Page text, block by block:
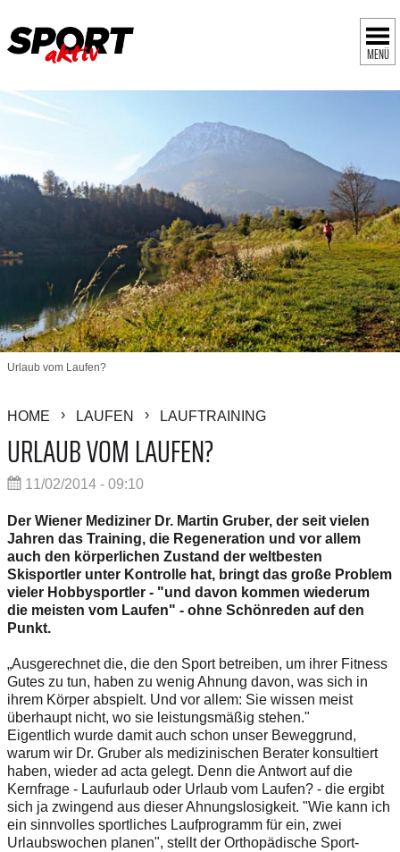
MENÜ
Urlaub vom Laufen?
HOME LAUFEN LAUFTRAINING
URLAUB VOM LAUFEN?
11/02/2014 - 09:10
Der Wiener Mediziner Dr. Martin Gruber, der seit vielen
Jahren das Training, die Regeneration und vor allem
auch den körperlichen Zustand der weltbesten
Skisportler unter Kontrolle hat, bringt das große Problem
vieler Hobbysportler - "und davon kommen wiederum
die meisten vom Laufen" - ohne Schönreden auf den
Punkt.
„Ausgerechnet die, die den Sport betreiben, um ihrer Fitness
Gutes zu tun, haben zu wenig Ahnung davon, was sich in
ihrem Körper abspielt. Und vor allem: Sie wissen meist
überhaupt nicht, wo sie leistungsmäßig stehen."
Eigentlich wurde damit auch schon unser Beweggrund,
warum wir Dr. Gruber als medizinischen Berater konsultiert
haben, wieder ad acta gelegt. Denn die Antwort auf die
Kernfrage - Laufurlaub oder Urlaub vom Laufen? - die ergibt
sich ja zwingend aus dieser Ahnungslosigkeit. "Wie kann ich
ein sinnvolles sportliches Laufprogramm für ein, zwei
Urlaubswochen planen", stellt der Orthopädische Sport-